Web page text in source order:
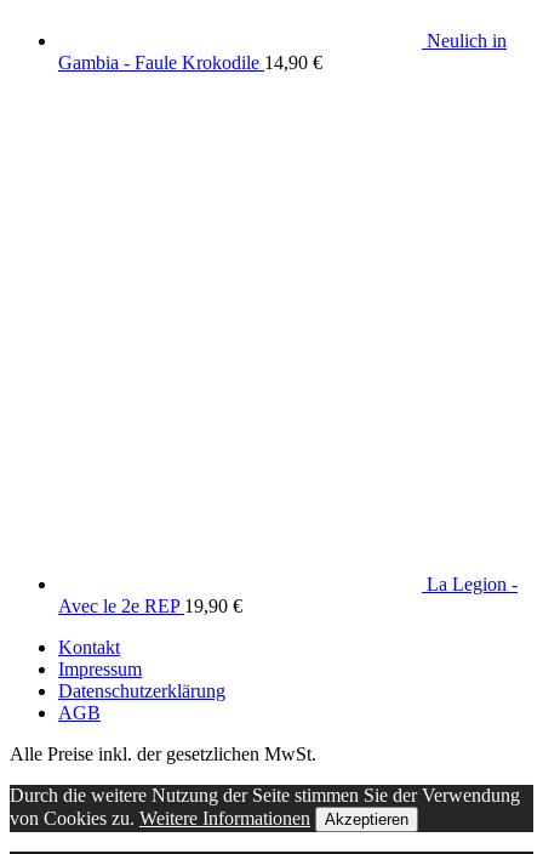
Neulich in
Gambia - Faule Krokodile 14,90 €
La Legion -
Avec le 2e REP 19,90 €
Kontakt
Impressum
Datenschutzerklärung
AGB
Alle Preise inkl. der gesetzlichen MwSt.
Durch die weitere Nutzung der Seite stimmen Sie der Verwendung
von Cookies zu. Weitere Informationen Akzeptieren